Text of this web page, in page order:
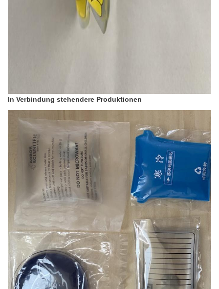
In Verbindung stehendere Produktionen